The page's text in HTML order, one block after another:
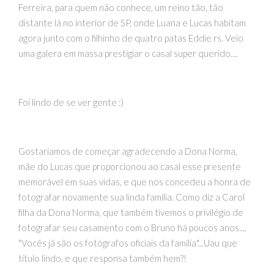
Ferreira, para quem não conhece, um reino tão, tão
distante lá no interior de SP, onde Luana e Lucas habitam
agora junto com o filhinho de quatro patas Eddie rs. Veio
uma galera em massa prestigiar o casal super querido....
Foi lindo de se ver gente :)
Gostaríamos de começar agradecendo a Dona Norma,
mãe do Lucas que proporcionou ao casal esse presente
memorável em suas vidas, e que nos concedeu a honra de
fotografar novamente sua linda família. Como diz a Carol
filha da Dona Norma, que também tivemos o privilégio de
fotografar seu casamento com o Bruno há poucos anos...,
"Vocês já são os fotógrafos oficiais da família"...Uau que
título lindo, e que responsa também hem?!